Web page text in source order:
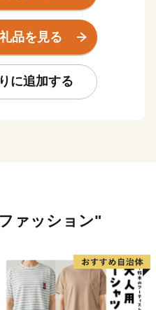
組「news おかえり」
した！
品を見る
に追加する
ァッション"